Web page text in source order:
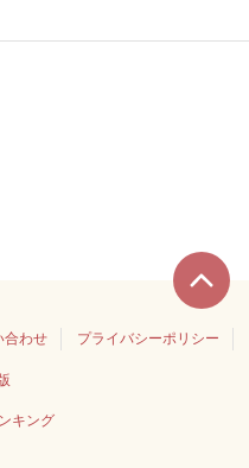
合わせ プライバシーポリシー
キング